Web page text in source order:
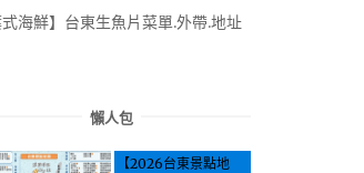
式海鮮】台東生魚片菜單.外帶.地址
懶人包
【2026台東景點地